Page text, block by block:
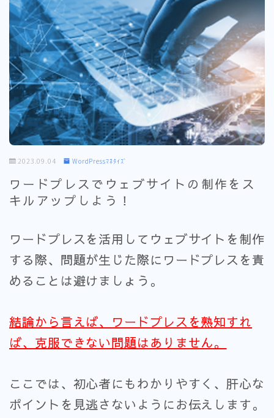
PROFILE
お問合せ
2023.09.04 WordPressﾏﾈﾀｲｽﾞ
ワードプレスでウェブサイトの制作をス
キルアップしよう！
ワードプレスを活用してウェブサイトを制作
する際、問題が生じた際にワードプレスを責
めることは避けましょう。
結論から言えば、ワードプレスを熟知すれ
ば、克服できない問題はありません。
ここでは、初心者にもわかりやすく、肝心な
ポイントを見逃さないようにお伝えします。